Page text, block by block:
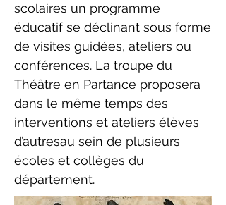
scolaires un programme
éducatif se déclinant sous forme
de visites guidées, ateliers ou
conférences. La troupe du
Théâtre en Partance proposera
dans le même temps des
interventions et ateliers élèves
d’autresau sein de plusieurs
écoles et collèges du
département.